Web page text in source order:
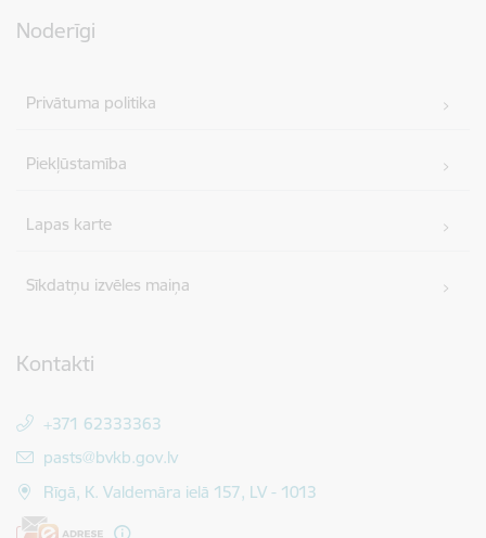
Noderīgi
Privātuma politika
Piekļūstamība
Lapas karte
Sīkdatņu izvēles maiņa
Kontakti
+371 62333363
E-pasts:
pasts@bvkb.gov.lv
Rīgā, K. Valdemāra ielā 157, LV - 1013